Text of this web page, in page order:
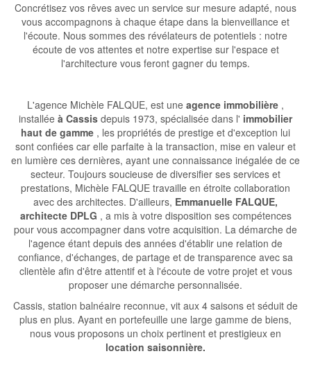
Concrétisez vos rêves avec un service sur mesure adapté, nous
vous accompagnons à chaque étape dans la bienveillance et
l'écoute. Nous sommes des révélateurs de potentiels : notre
écoute de vos attentes et notre expertise sur l'espace et
l'architecture vous feront gagner du temps.
L'agence Michèle FALQUE, est une agence immobilière ,
installée à Cassis depuis 1973, spécialisée dans l' immobilier
haut de gamme , les propriétés de prestige et d'exception lui
sont confiées car elle parfaite à la transaction, mise en valeur et
en lumière ces dernières, ayant une connaissance inégalée de ce
secteur. Toujours soucieuse de diversifier ses services et
prestations, Michèle FALQUE travaille en étroite collaboration
avec des architectes. D'ailleurs, Emmanuelle FALQUE,
architecte DPLG , a mis à votre disposition ses compétences
pour vous accompagner dans votre acquisition. La démarche de
l'agence étant depuis des années d'établir une relation de
confiance, d'échanges, de partage et de transparence avec sa
clientèle afin d'être attentif et à l'écoute de votre projet et vous
proposer une démarche personnalisée.
Cassis, station balnéaire reconnue, vit aux 4 saisons et séduit de
plus en plus. Ayant en portefeuille une large gamme de biens,
nous vous proposons un choix pertinent et prestigieux en
location saisonnière.